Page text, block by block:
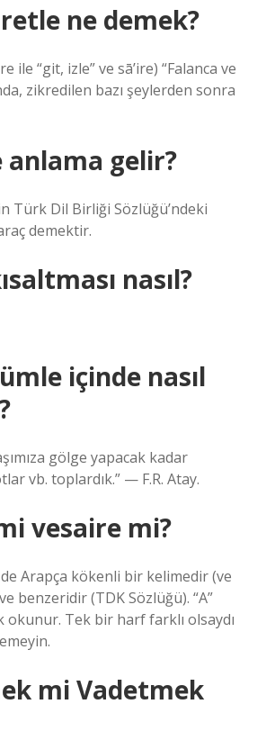
ne demek?
zikredilen bazı şeylerden sonra
anlama gelir?
Türk Dil Birliği Sözlüğü’ndeki
demektir.
nasıl?
içinde nasıl
gölge yapacak kadar
vb. toplardık.” — F.R. Atay.
vesaire mi?
Arapça kökenli bir kelimedir (ve
benzeridir (TDK Sözlüğü). “A”
Tek bir harf farklı olsaydı
mi Vadetmek